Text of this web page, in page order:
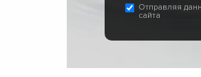
Отправляя
сайта